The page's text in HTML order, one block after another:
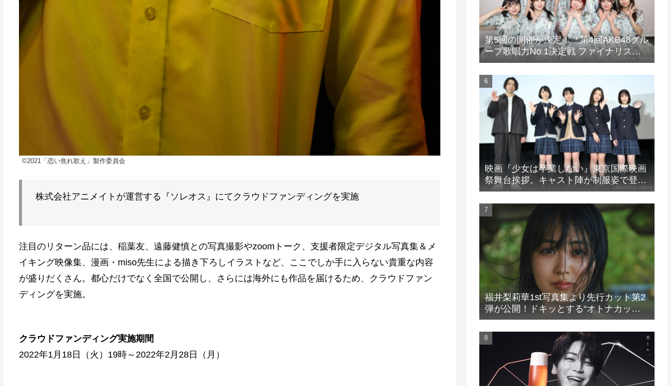
©2021「恋い焦れ歌え」製作委員会
株式会社アニメイトが運営する『ソレオス』にてクラウドファンディングを実施
注目のリターン品には、稲葉友、遠藤健慎との写真撮影やzoomトーク、支援者限定デジタル写真集＆メ
イキング映像集、漫画・miso先生による描き下ろしイラストなど、ここでしか手に入らない貴重な内容
が盛りだくさん。都心だけでなく全国で公開し、さらには海外にも作品を届けるため、クラウドファン
ディングを実施。
クラウドファンディング実施期間
2022年1月18日（火）19時～2022年2月28日（月）
第5回の開催が決定！『第4回AKB48グル
ープ歌唱力No.1決定戦 ファイナリスト
LIVE』
映画『少女は卒業しない』東京国際映画
祭舞台挨拶。キャスト陣が制服姿で登
場！
福井梨莉華1st写真集より先行カット第2
弾が公開！ドキッとする“オトナカッ
ト”が解禁！